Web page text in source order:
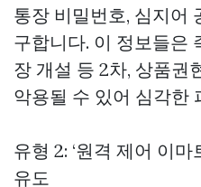
통장 비밀번호, 심지어
구합니다. 이 정보들은
장 개설 등 2차, 상품권
악용될 수 있어 심각한
유형 2: ‘원격 제어 이마
유도